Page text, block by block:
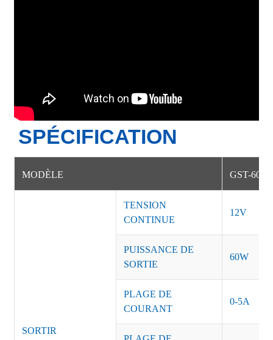
SPÉCIFICATION
MODÈLE GST-60-12
SORTIR
TENSION
CONTINUE
12V
PUISSANCE DE
SORTIE
60W
PLAGE DE
COURANT
0-5A